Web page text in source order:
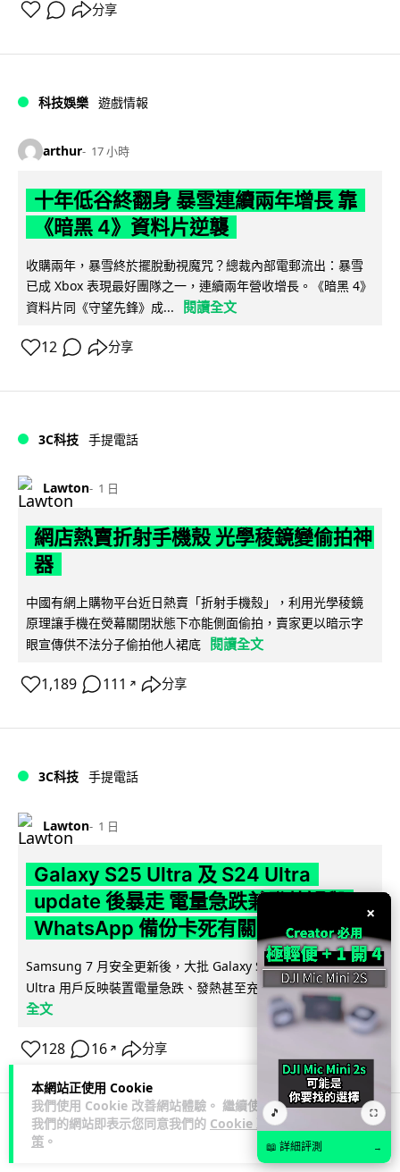
本網站正使用 Cookie
我們使用 Cookie 改善網站體驗。 繼續使用
我們的網站即表示您同意我們的 Cookie 政
策 。
分享
科技娛樂 遊戲情報
arthur 17 小時
十年低谷終翻身 暴雪連續兩年增長 靠
《暗黑 4》資料片逆襲
收購兩年，暴雪終於擺脫動視魔咒？總裁內部電郵流出：暴雪
已成 Xbox 表現最好團隊之一，連續兩年營收增長。《暗黑 4》
資料片同《守望先鋒》成...
閱讀全文
12 分享
3C科技 手提電話
Lawton 1 日
網店熱賣折射手機殼 光學稜鏡變偷拍神
器
中國有網上購物平台近日熱賣「折射手機殼」，利用光學稜鏡
原理讓手機在熒幕關閉狀態下亦能側面偷拍，賣家更以暗示字
眼宣傳供不法分子偷拍他人裙底 閱讀全文
1,189 111 ↗ 分享
3C科技 手提電話
Lawton 1 日
Galaxy S25 Ultra 及 S24 Ultra
update 後暴走 電量急跌兼發熱疑與
WhatsApp 備份卡死有關
Samsung 7 月安全更新後，大批 Galaxy S25 Ultra 及 S24
Ultra 用戶反映裝置電量急跌、發熱甚至充電變慢。有... 閱讀
全文
128 16 ↗ 分享
科技娛樂
×
🎵 ⛶
📖 詳細評測 →